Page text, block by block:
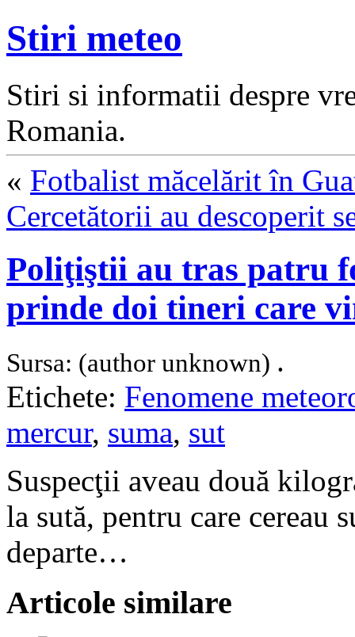
Stiri meteo
Stiri si informatii despre
Romania.
« Fotbalist măcelărit în
Cercetătorii au descoperit
Poliţiştii au tras patru
prinde doi tineri care
Sursa: (author unknown) .
Etichete: Fenomene
mercur, suma, sut
Suspecţii aveau două
la sută, pentru care cereau
departe…
Articole similare